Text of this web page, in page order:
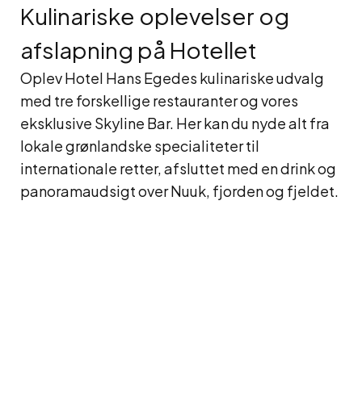
Kulinariske oplevelser og
afslapning på Hotellet
Oplev Hotel Hans Egedes kulinariske udvalg
med tre forskellige restauranter og vores
eksklusive Skyline Bar. Her kan du nyde alt fra
lokale grønlandske specialiteter til
internationale retter, afsluttet med en drink og
panoramaudsigt over Nuuk, fjorden og fjeldet.